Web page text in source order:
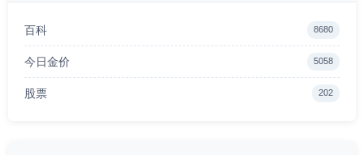
百科 8680
今日金价 5058
股票 202